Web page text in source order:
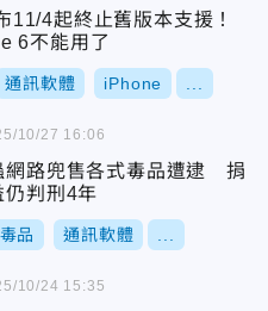
11/4起終止舊版本支援！
6不能用了
通訊軟體 iPhone
網路兜售各式毒品遭逮 捐
仍判刑4年
毒品 通訊軟體
10/27 16:06
10/24 15:35